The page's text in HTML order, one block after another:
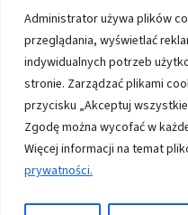
Administrator używa plików
przeglądania, wyświetlać
indywidualnych potrzeb
stronie. Zarządzać plikami
przycisku „Akceptuj
Zgodę można wycofać w
Więcej informacji na temat
prywatności.
Copyright 1996-2026
Wszystkie prawa zastrzeżone
Informacje
Polityka prywatności
Mapa strony
Kontakt